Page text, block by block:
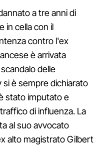
a tre anni di
in cella con il
contro l'ex
è arrivata
delle
è sempre dichiarato
stato imputato e
di influenza. La
al suo avvocato
alto magistrato Gilbert